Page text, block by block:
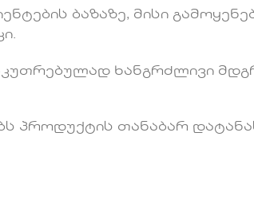
ბაზაზე, მისი
ხანგრძლივი
პროდუქტის თანაბარ